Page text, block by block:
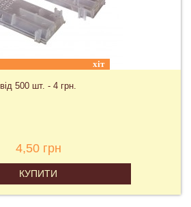
хіт
від 500 шт. - 4 грн.
4,50 грн
КУПИТИ